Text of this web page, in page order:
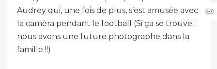
Audrey qui, une fois de plus, s’est amusée avec
la caméra pendant le football (Si ça se trouve :
nous avons une future photographe dans la
famille !!)